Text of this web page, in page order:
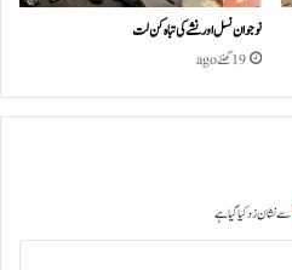
نوجوان نسل اور نشے کی تباہ کن لت
19 گھنٹے ago
سے نشان زد کیا گیا ہے